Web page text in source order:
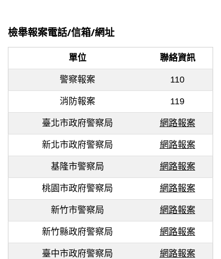
檢舉報案電話/信箱/網址
單位 聯絡資訊
警察報案 110
消防報案 119
臺北市政府警察局 網路報案
新北市政府警察局 網路報案
基隆市警察局 網路報案
桃園市政府警察局 網路報案
新竹市警察局 網路報案
新竹縣政府警察局 網路報案
臺中市政府警察局 網路報案